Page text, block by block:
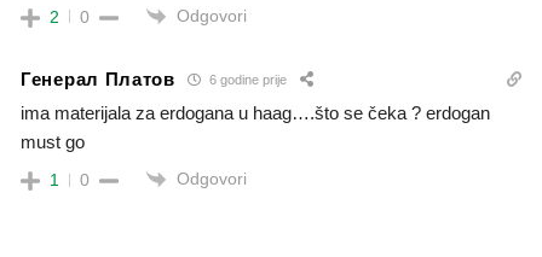
2 0 Odgovori
Генерал Платов 6 godine prije
ima materijala za erdogana u haag….što se čeka ? erdogan
must go
1 0 Odgovori